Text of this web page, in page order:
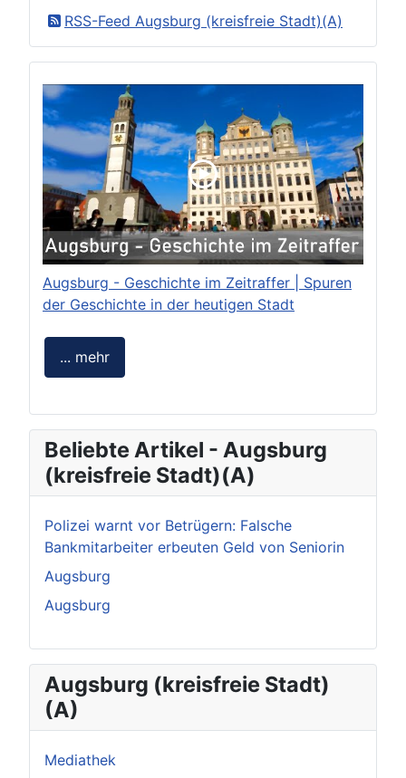
RSS-Feed Augsburg (kreisfreie Stadt)(A)
Augsburg - Geschichte im Zeitraffer | Spuren
der Geschichte in der heutigen Stadt
... mehr
Beliebte Artikel - Augsburg
(kreisfreie Stadt)(A)
Polizei warnt vor Betrügern: Falsche
Bankmitarbeiter erbeuten Geld von Seniorin
Augsburg
Augsburg
Augsburg (kreisfreie Stadt)
(A)
Mediathek